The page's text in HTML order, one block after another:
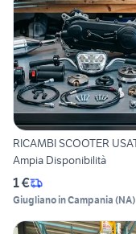
RICAMBI SCOOTER
Ampia Disponibilità
1 €
Giugliano in Campania (NA)